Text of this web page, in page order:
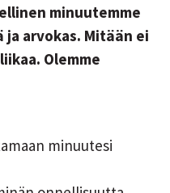
minuutemme
arvokas. Mitään ei
Olemme
minuutesi